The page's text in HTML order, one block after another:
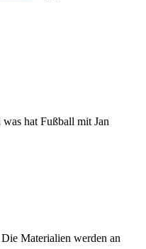
hat Fußball mit Jan
Materialien werden an